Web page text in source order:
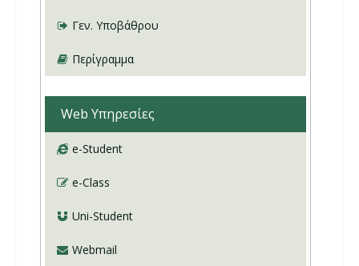
Γεν. Υποβάθρου
Περίγραμμα
Web Υπηρεσίες
e-Student
e-Class
Uni-Student
Webmail